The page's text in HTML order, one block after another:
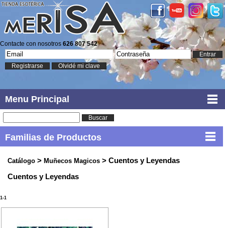
Contacte con nosotros 626 807 542
Entrar
Registrarse
Olvidé mi clave
Menu Principal
Buscar
Familias de Productos
Catálogo > Muñecos Magicos > Cuentos y Leyendas
Cuentos y Leyendas
1-1